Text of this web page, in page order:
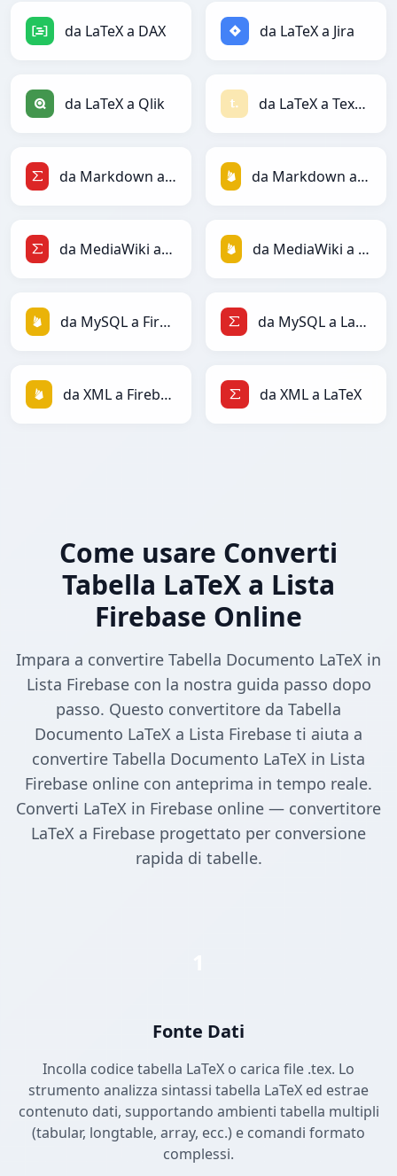
da LaTeX a DAX da LaTeX a Jira
da LaTeX a Qlik da LaTeX a Textile
da Markdown a LaTeX da Markdown a Firebase
da MediaWiki a LaTeX da MediaWiki a Firebase
da MySQL a Firebase da MySQL a LaTeX
da XML a Firebase da XML a LaTeX
Come usare Converti
Tabella LaTeX a Lista
Firebase Online
Impara a convertire Tabella Documento LaTeX in
Lista Firebase con la nostra guida passo dopo
passo. Questo convertitore da Tabella
Documento LaTeX a Lista Firebase ti aiuta a
convertire Tabella Documento LaTeX in Lista
Firebase online con anteprima in tempo reale.
Converti LaTeX in Firebase online — convertitore
LaTeX a Firebase progettato per conversione
rapida di tabelle.
Fonte Dati
Incolla codice tabella LaTeX o carica file .tex. Lo
strumento analizza sintassi tabella LaTeX ed estrae
contenuto dati, supportando ambienti tabella multipli
(tabular, longtable, array, ecc.) e comandi formato
complessi.